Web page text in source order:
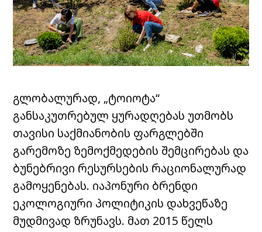
გლობალურად, „ტოიოტა“
განსაკუთრებულ ყურადღებას უთმობს
თავისი საქმიანობის ფარგლებში
გარემოზე ზემოქმედების შემცირებას და
ბუნებრივი რესურსების რაციონალურად
გამოყენებას. იაპონური ბრენდი
ეკოლოგიური პოლიტიკის დახვეწაზე
მუდმივად ზრუნავს. მათ 2015 წელს